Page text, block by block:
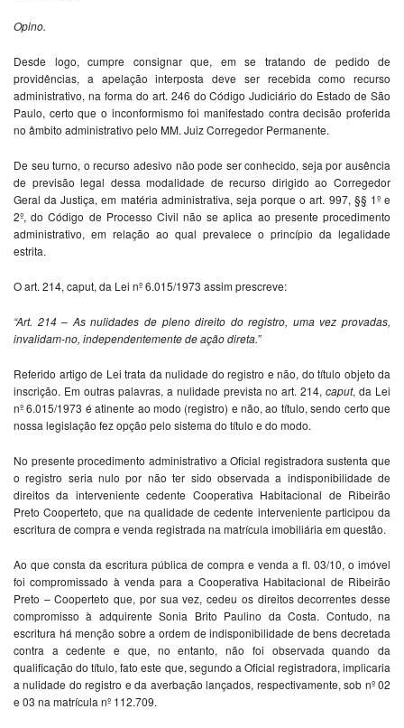
Opino.
Desde logo, cumpre consignar que, em se tratando de pedido de
providências, a apelação interposta deve ser recebida como recurso
administrativo, na forma do art. 246 do Código Judiciário do Estado de São
Paulo, certo que o inconformismo foi manifestado contra decisão proferida
no âmbito administrativo pelo MM. Juiz Corregedor Permanente.
De seu turno, o recurso adesivo não pode ser conhecido, seja por ausência
de previsão legal dessa modalidade de recurso dirigido ao Corregedor
Geral da Justiça, em matéria administrativa, seja porque o art. 997, §§ 1º e
2º, do Código de Processo Civil não se aplica ao presente procedimento
administrativo, em relação ao qual prevalece o princípio da legalidade
estrita.
O art. 214, caput, da Lei nº 6.015/1973 assim prescreve:
“Art. 214 – As nulidades de pleno direito do registro, uma vez provadas,
invalidam-no, independentemente de ação direta.”
Referido artigo de Lei trata da nulidade do registro e não, do título objeto da
inscrição. Em outras palavras, a nulidade prevista no art. 214,caput, da Lei
nº 6.015/1973 é atinente ao modo (registro) e não, ao título, sendo certo que
nossa legislação fez opção pelo sistema do título e do modo.
No presente procedimento administrativo a Oficial registradora sustenta que
o registro seria nulo por não ter sido observada a indisponibilidade de
direitos da interveniente cedente Cooperativa Habitacional de Ribeirão
Preto Cooperteto, que na qualidade de cedente interveniente participou da
escritura de compra e venda registrada na matrícula imobiliária em questão.
Ao que consta da escritura pública de compra e venda a fl. 03/10, o imóvel
foi compromissado à venda para a Cooperativa Habitacional de Ribeirão
Preto – Cooperteto que, por sua vez, cedeu os direitos decorrentes desse
compromisso à adquirente Sonia Brito Paulino da Costa. Contudo, na
escritura há menção sobre a ordem de indisponibilidade de bens decretada
contra a cedente e que, no entanto, não foi observada quando da
qualificação do título, fato este que, segundo a Oficial registradora, implicaria
a nulidade do registro e da averbação lançados, respectivamente, sob nº 02
e 03 na matrícula nº 112.709.